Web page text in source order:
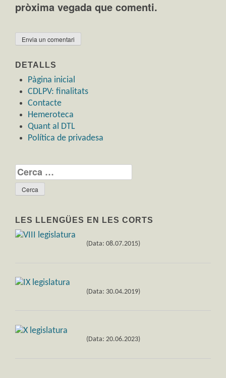
pròxima vegada que comenti.
DETALLS
Pàgina inicial
CDLPV: finalitats
Contacte
Hemeroteca
Quant al DTL
Política de privadesa
Cerca:
LES LLENGÜES EN LES CORTS
(Data: 08.07.2015)
(Data: 30.04.2019)
(Data: 20.06.2023)